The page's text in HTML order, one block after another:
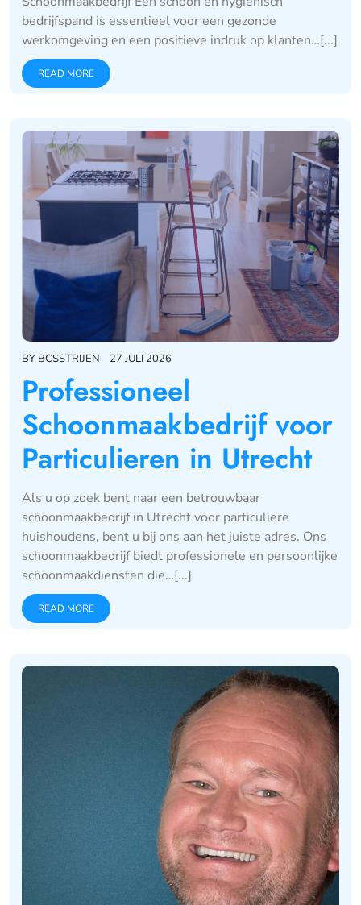
bedrijfspand is essentieel voor een gezonde
werkomgeving en een positieve indruk op klanten…[...]
READ MORE
BY BCSSTRIJEN 27 JULI 2026
Professioneel
Schoonmaakbedrijf voor
Particulieren in Utrecht
Als u op zoek bent naar een betrouwbaar
schoonmaakbedrijf in Utrecht voor particuliere
huishoudens, bent u bij ons aan het juiste adres. Ons
schoonmaakbedrijf biedt professionele en persoonlijke
schoonmaakdiensten die…[...]
READ MORE